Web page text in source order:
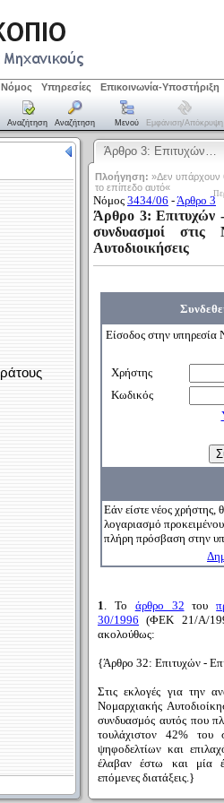
Νόμος Υπηρεσίες Επικοινωνία-Υποστήριξη
Αναζήτηση Αναζήτηση Μενού Εμφάνιση/απόκρυψη
Άρθρο 3: Επιτυχών…